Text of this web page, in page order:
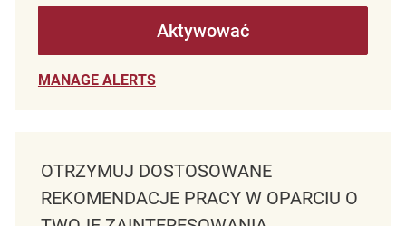
Aktywować
MANAGE ALERTS
OTRZYMUJ DOSTOSOWANE
REKOMENDACJE PRACY W OPARCIU O